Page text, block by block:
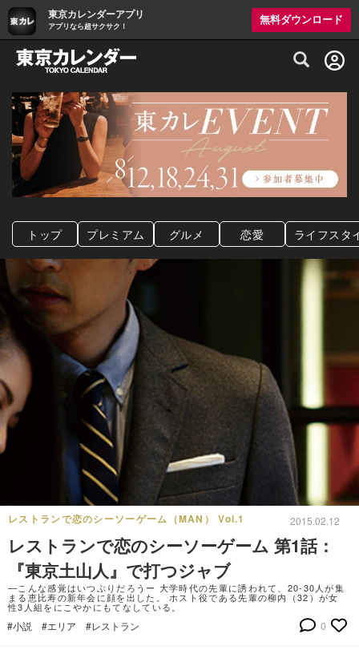
東京カレンダーアプリ
アプリなら超サクサク！
無料ダウンロード
グルメ情報・プレミアムレストラン予約
トップ プレミアム グルメ 恋愛 ライフスタ
レストランで恋のシーソーゲーム（MAN） Vol.1 2015.02.12
レストランで恋のシーソーゲーム 第1話：
『東京土山人』で打つジャブ
—こんな感覚はいつぶりだろうー 大学時代の先輩に誘われて、20-30人が集
まる恵比寿の新年会に顔を出した。 ホスト役である先輩の柳内（32）が女
性3人組をにこやかにもてなしている。
#小説 #エリア #レストラン 0